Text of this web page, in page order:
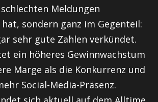
Meldungen
sondern ganz im Gegenteil:
sehr gute Zahlen verkündet.
ein höheres Gewinnwachstum
Marge als die Konkurrenz und
Social-Media-Präsenz.